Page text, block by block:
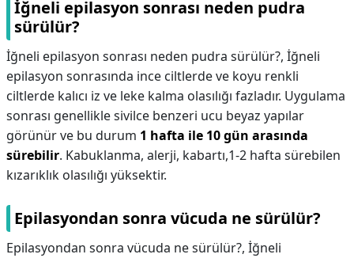
İğneli epilasyon sonrası neden pudra
sürülür?
İğneli epilasyon sonrası neden pudra sürülür?, İğneli
epilasyon sonrasında ince ciltlerde ve koyu renkli
ciltlerde kalıcı iz ve leke kalma olasılığı fazladır. Uygulama
sonrası genellikle sivilce benzeri ucu beyaz yapılar
görünür ve bu durum 1 hafta ile 10 gün arasında
sürebilir. Kabuklanma, alerji, kabartı,1-2 hafta sürebilen
kızarıklık olasılığı yüksektir.
Epilasyondan sonra vücuda ne sürülür?
Epilasyondan sonra vücuda ne sürülür?, İğneli